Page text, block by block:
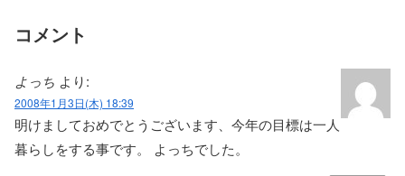
コメント
よっち より:
2008年1月3日(木) 18:39
明けましておめでとうございます、今年の目標は一人
暮らしをする事です。 よっちでした。